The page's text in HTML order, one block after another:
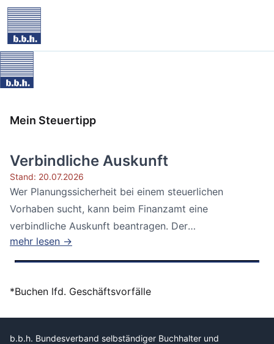
Mein Steuertipp
Verbindliche Auskunft
Stand: 20.07.2026
Wer Planungssicherheit bei einem steuerlichen
Vorhaben sucht, kann beim Finanzamt eine
verbindliche Auskunft beantragen. Der
Bundesfinanzhof...
mehr lesen →
*Buchen lfd. Geschäftsvorfälle
b.b.h. Bundesverband selbständiger Buchhalter und